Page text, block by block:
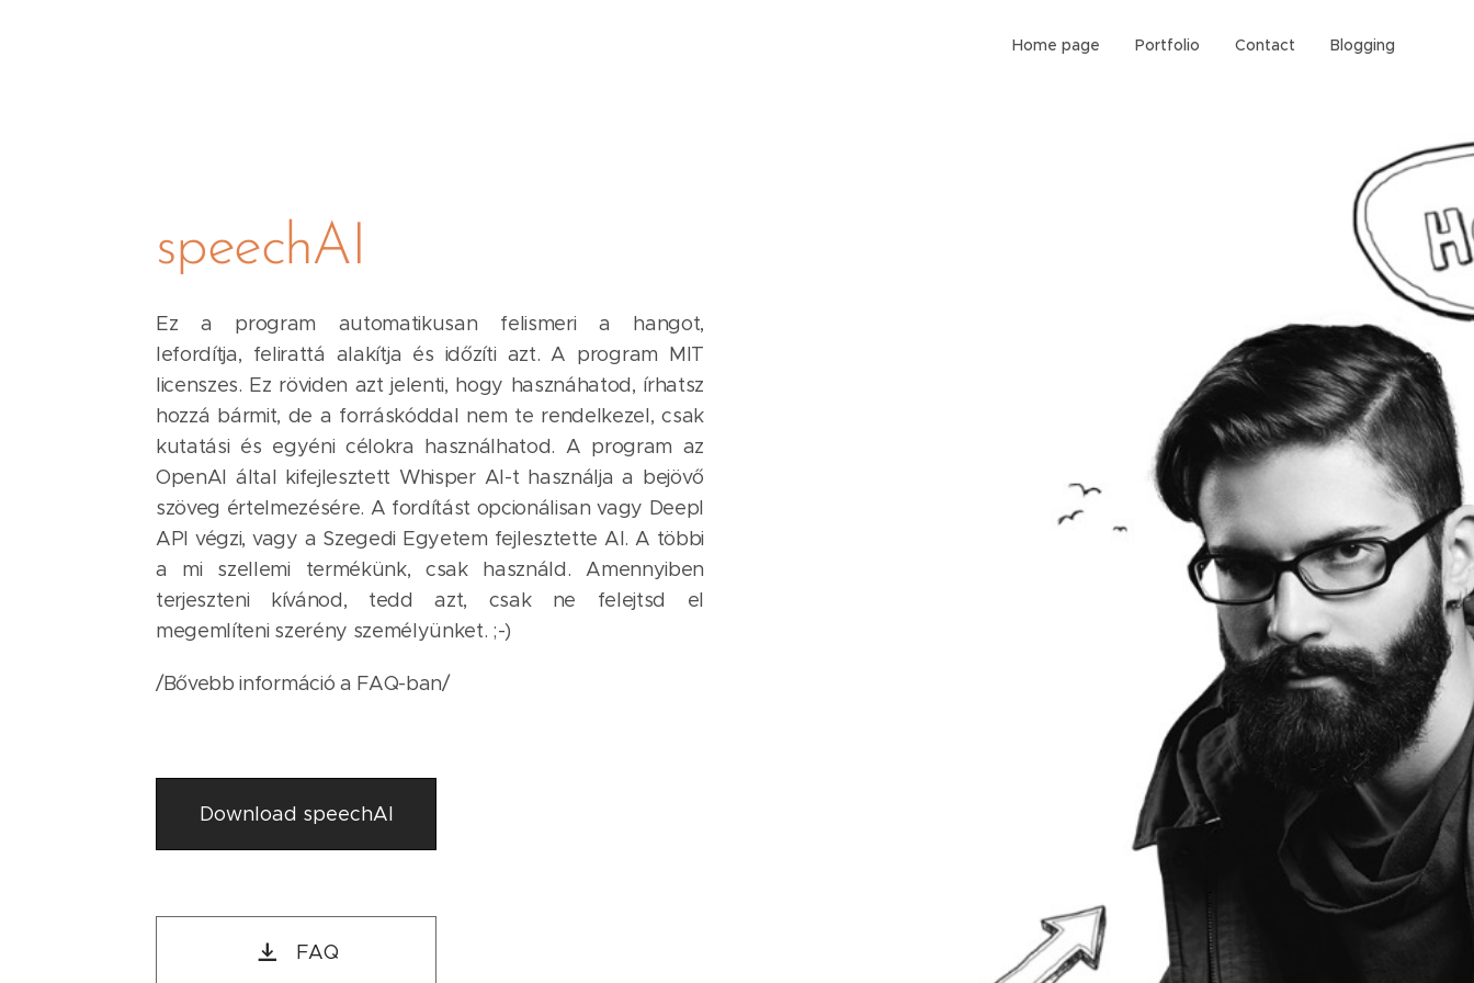
Home page Portfolio Contact Blogging
speechAI
Ez a program automatikusan felismeri a hangot,
lefordítja, felirattá alakítja és időzíti azt. A program MIT
licenszes. Ez röviden azt jelenti, hogy hasznáhatod, írhatsz
hozzá bármit, de a forráskóddal nem te rendelkezel, csak
kutatási és egyéni célokra használhatod. A program az
OpenAI által kifejlesztett Whisper AI-t használja a bejövő
szöveg értelmezésére. A fordítást opcionálisan vagy Deepl
API végzi, vagy a Szegedi Egyetem fejlesztette AI. A többi
a mi szellemi termékünk, csak használd. Amennyiben
terjeszteni kívánod, tedd azt, csak ne felejtsd el
megemlíteni szerény személyünket. ;-)
/Bővebb információ a FAQ-ban/
Download speechAI
FAQ